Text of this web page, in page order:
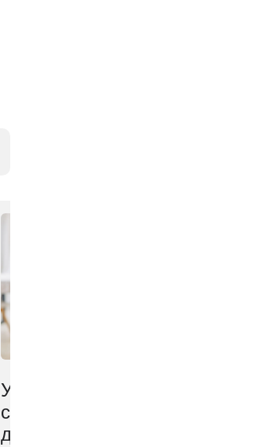
Учёные нашли простой
способ снизить боль и
депрессию у пожилых